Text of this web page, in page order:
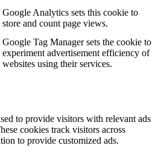
Google Analytics sets this cookie to
store and count page views.
Google Tag Manager sets the cookie to
experiment advertisement efficiency of
websites using their services.
to provide visitors with relevant ads
cookies track visitors across
to provide customized ads.